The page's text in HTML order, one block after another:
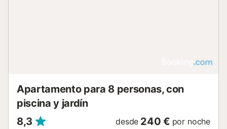
Apartamento para 8 personas, con
piscina y jardín
8,3
desde 240 € por noche